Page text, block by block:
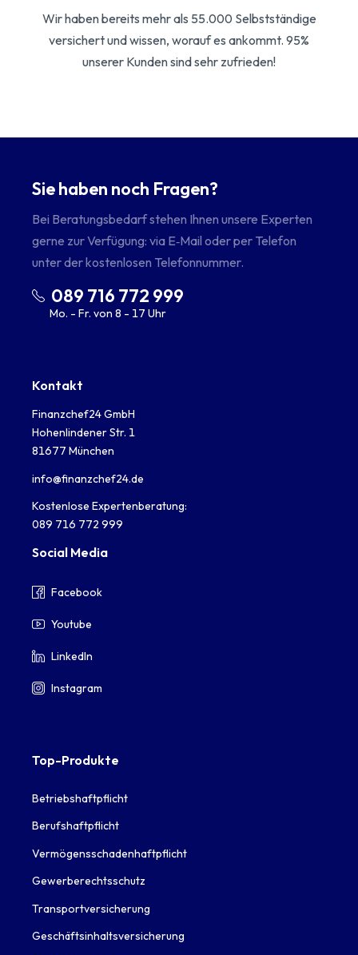
Wir haben bereits mehr als 55.000 Selbstständige
versichert und wissen, worauf es ankommt. 95%
unserer Kunden sind sehr zufrieden!
Sie haben noch Fragen?
Bei Beratungsbedarf stehen Ihnen unsere Experten
gerne zur Verfügung: via E‑Mail oder per Telefon
unter der kostenlosen Telefonnummer.
089 716 772 999
Mo. - Fr. von 8 - 17 Uhr
Kontakt
Finanzchef24 GmbH
Hohenlindener Str. 1
81677 München
info@finanzchef24.de
Kostenlose Expertenberatung:
089 716 772 999
Social Media
Facebook
Youtube
LinkedIn
Instagram
Top-Produkte
Betriebshaftpflicht
Berufshaftpflicht
Vermögensschadenhaftpflicht
Gewerberechtsschutz
Transportversicherung
Geschäftsinhaltsversicherung